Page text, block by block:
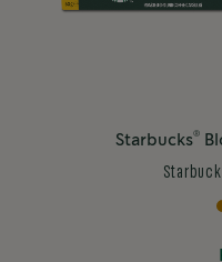
Starbucks®